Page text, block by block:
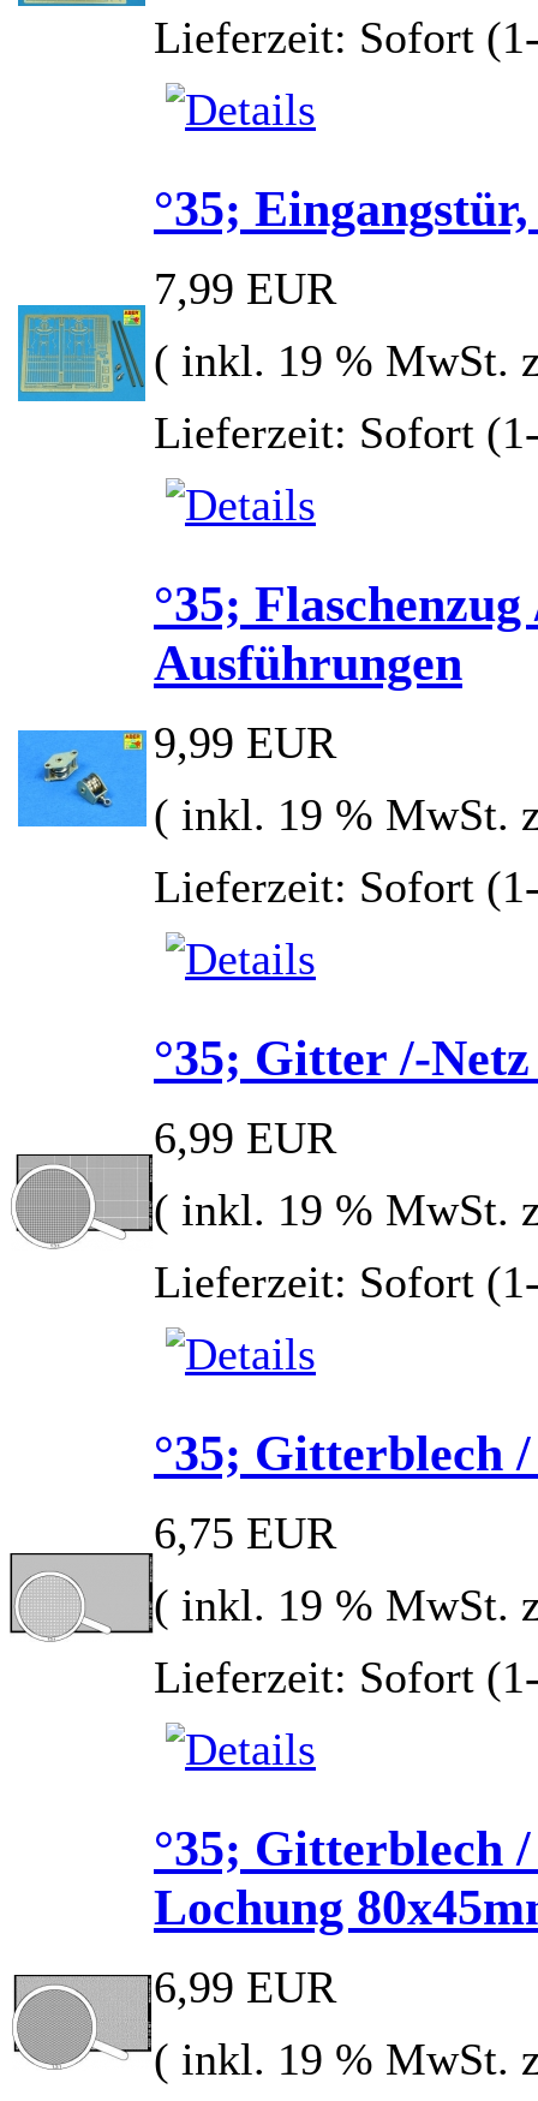
Lieferzeit: Sofort
°35;
7,99 EUR
( inkl. 19 % MwSt.
Lieferzeit: Sofort
°35;
Ausführungen
9,99 EUR
( inkl. 19 % MwSt.
Lieferzeit: Sofort
°35; Gitter /-
6,99 EUR
( inkl. 19 % MwSt.
Lieferzeit: Sofort
°35; Gitterblech
6,75 EUR
( inkl. 19 % MwSt.
Lieferzeit: Sofort
°35; Gitterblech
Lochung
6,99 EUR
( inkl. 19 % MwSt.